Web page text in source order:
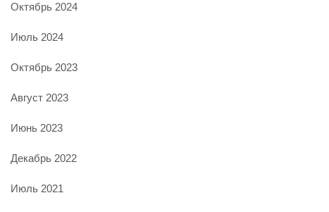
Октябрь 2024
Июль 2024
Октябрь 2023
Август 2023
Июнь 2023
Декабрь 2022
Июль 2021